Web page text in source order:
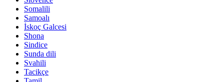
Somalili
Samoalı
İskoç Galcesi
Shona
Sindice
Sunda dili
Svahili
Tacikçe